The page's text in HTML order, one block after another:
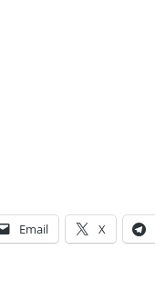
Email X